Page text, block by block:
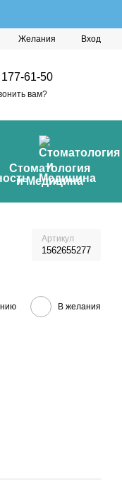
Желания Вход
61-50
вам?
Стоматология
и Медицина
Артикул
1562655277
В желания